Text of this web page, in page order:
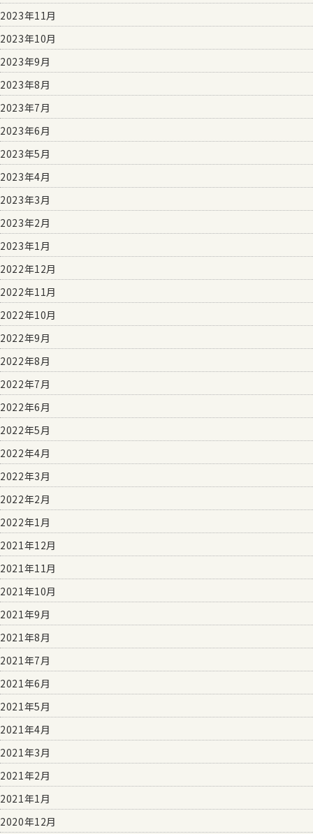
2023年11月
2023年10月
2023年9月
2023年8月
2023年7月
2023年6月
2023年5月
2023年4月
2023年3月
2023年2月
2023年1月
2022年12月
2022年11月
2022年10月
2022年9月
2022年8月
2022年7月
2022年6月
2022年5月
2022年4月
2022年3月
2022年2月
2022年1月
2021年12月
2021年11月
2021年10月
2021年9月
2021年8月
2021年7月
2021年6月
2021年5月
2021年4月
2021年3月
2021年2月
2021年1月
2020年12月